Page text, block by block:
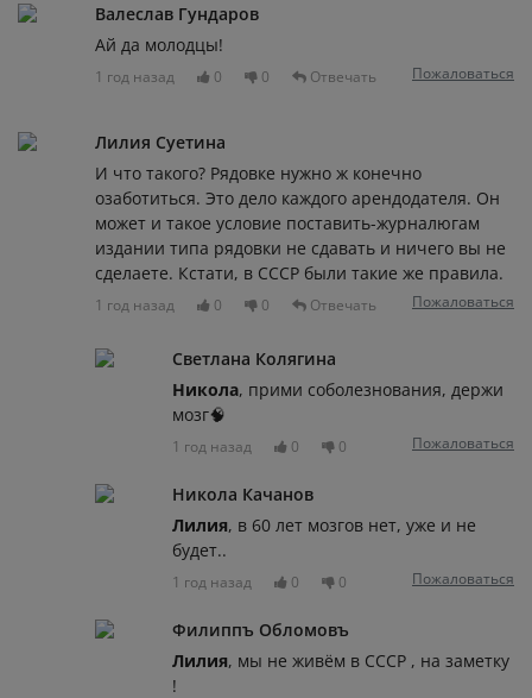
Валеслав Гундаров
Ай да молодцы!
1 год назад 0 0 Отвечать Пожаловаться
Лилия Суетина
И что такого? Рядовке нужно ж конечно
озаботиться. Это дело каждого арендодателя. Он
может и такое условие поставить-журналюгам
издании типа рядовки не сдавать и ничего вы не
сделаете. Кстати, в СССР были такие же правила.
1 год назад 0 0 Отвечать Пожаловаться
Светлана Колягина
Никола, прими соболезнования, держи
мозг🧠
1 год назад 0 0 Пожаловаться
Никола Качанов
Лилия, в 60 лет мозгов нет, уже и не
будет..
1 год назад 0 0 Пожаловаться
Филиппъ Обломовъ
Лилия, мы не живём в СССР , на заметку
!